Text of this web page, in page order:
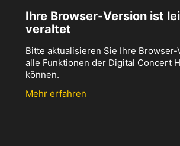
Ihre Browser-Version ist
veraltet
Bitte aktualisieren Sie Ihre Browser-
alle Funktionen der Digital Concert
können.
Mehr erfahren